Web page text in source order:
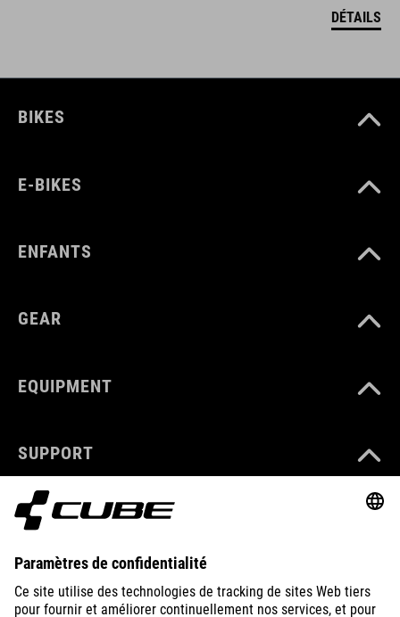
DÉTAILS
BIKES
E-BIKES
ENFANTS
GEAR
EQUIPMENT
SUPPORT
ABOUT US
EXPLORE